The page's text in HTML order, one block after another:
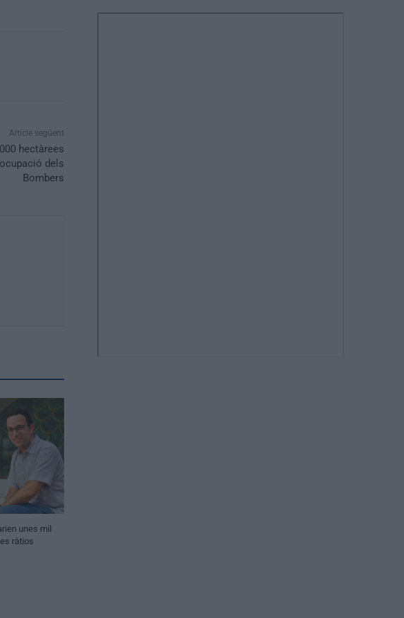
Article següent
hectàrees
dels
Bombers
unes mil
ràtios